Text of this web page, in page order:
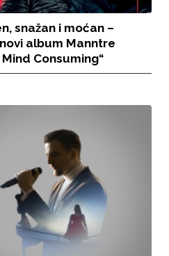
snažan i moćan –
album Manntre
Consuming“